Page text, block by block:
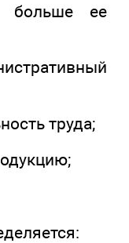
ее
труда;